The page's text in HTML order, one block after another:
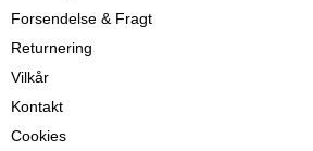
Forsendelse & Fragt
Returnering
Vilkår
Kontakt
Cookies